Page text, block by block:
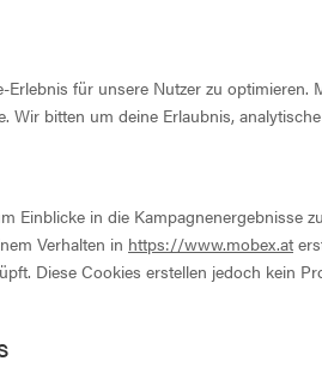
für unsere Nutzer zu optimieren.
bitten um deine Erlaubnis,
Einblicke in die Kampagnenergebnisse
Verhalten in https://www.mobex.at
Diese Cookies erstellen jedoch kein